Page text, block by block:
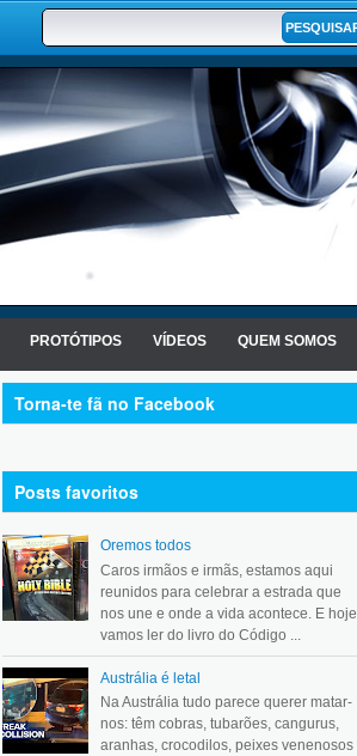
PROTÓTIPOS VÍDEOS QUEM SOMOS
Torna-te fã no Facebook
Posts favoritos
Oremos todos
Caros irmãos e irmãs, estamos aqui
reunidos para celebrar a estrada que
nos une e onde a vida acontece. E hoje
vamos ler do livro do Código ...
Austrália é letal
Na Austrália tudo parece querer matar-
nos: têm cobras, tubarões, cangurus,
aranhas, crocodilos, peixes venenosos